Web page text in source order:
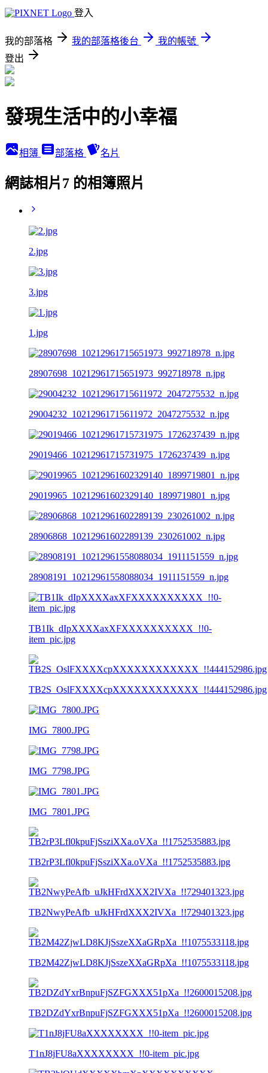
登入
我的部落格 我的部落格後台
我的帳號
登出
發現生活中的小幸福
相簿 部落格 名片
網誌相片7 的相簿照片
2.jpg
3.jpg
1.jpg
28907698_10212961715651973_992718978_n.jpg
29004232_10212961715611972_2047275532_n.jpg
29019466_10212961715731975_1726237439_n.jpg
29019965_10212961602329140_1899719801_n.jpg
28906868_10212961602289139_230261002_n.jpg
28908191_10212961558088034_1911151559_n.jpg
TB1Ik_dIpXXXXaxXFXXXXXXXXXX_!!0-
item_pic.jpg
TB2S_OslFXXXXcpXXXXXXXXXXXX_!!444152986.jpg
IMG_7800.JPG
IMG_7798.JPG
IMG_7801.JPG
TB2rP3Lfl0kpuFjSsziXXa.oVXa_!!1752535883.jpg
TB2NwyPeAfb_uJkHFrdXXX2IVXa_!!729401323.jpg
TB2M42ZjwLD8KJjSszeXXaGRpXa_!!1075533118.jpg
TB2DZdYxrBnpuFjSZFGXXX51pXa_!!2600015208.jpg
T1nJ8jFU8aXXXXXXXX_!!0-item_pic.jpg